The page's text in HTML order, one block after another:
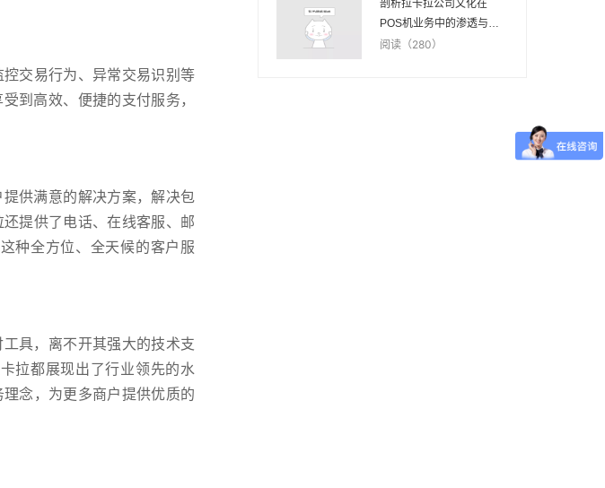
交易行为、异常交易识别等
到高效、便捷的支付服务，
供满意的解决方案，解决包
提供了电话、在线客服、邮
种全方位、全天候的客户服
具，离不开其强大的技术支
拉都展现出了行业领先的水
念，为更多商户提供优质的
剖析拉卡拉公司文化在
POS机业务中的渗透与体
现
阅读（280）